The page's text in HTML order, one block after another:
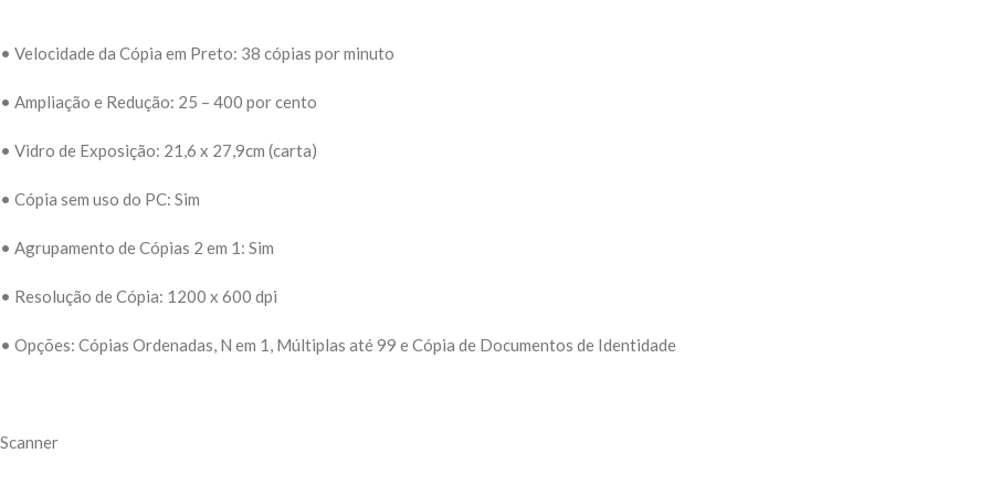
• Velocidade da Cópia em Preto: 38 cópias por minuto
• Ampliação e Redução: 25 – 400 por cento
• Vidro de Exposição: 21,6 x 27,9cm (carta)
• Cópia sem uso do PC: Sim
• Agrupamento de Cópias 2 em 1: Sim
• Resolução de Cópia: 1200 x 600 dpi
• Opções: Cópias Ordenadas, N em 1, Múltiplas até 99 e Cópia de Documentos de Identidade
Scanner